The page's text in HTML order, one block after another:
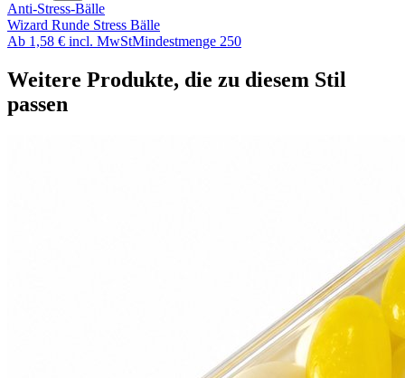
Anti-Stress-Bälle
Wizard Runde Stress Bälle
Ab 1,58 € incl. MwStMindestmenge 250
Weitere Produkte, die zu diesem Stil
passen